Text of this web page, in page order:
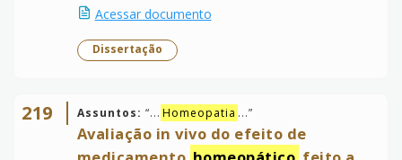
Acessar documento
Dissertação
219 Assuntos: “... Homeopatia ...”
Avaliação in vivo do efeito de